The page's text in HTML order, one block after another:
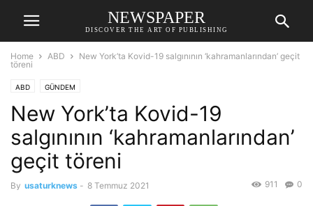
NEWSPAPER
DISCOVER THE ART OF PUBLISHING
Home ABD
New York’ta Kovid-19 salgınının ‘kahramanlarından’ geçit
töreni
ABD GÜNDEM
New York’ta Kovid-19
salgınının ‘kahramanlarından’
geçit töreni
By usaturknews - 8 Temmuz 2021 0
911